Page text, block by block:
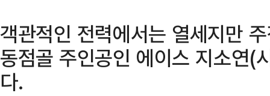
객관적인 전력에서는 열세지만
동점골 주인공인 에이스 지소연(
다.